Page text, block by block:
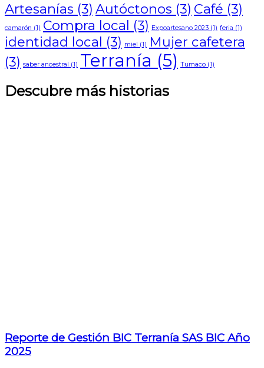
Artesanías (3) Autóctonos (3) Café (3)
camarón (1) Compra local (3) Expoartesano 2023 (1) feria (1)
identidad local (3) miel (1)
Mujer cafetera
(3) saber ancestral (1) Terranía (5) Tumaco (1)
Descubre más historias
Reporte de Gestión BIC Terranía SAS BIC Año
2025